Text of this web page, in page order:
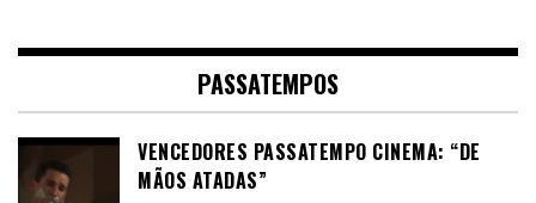
PASSATEMPOS
VENCEDORES PASSATEMPO CINEMA: “DE
MÃOS ATADAS”